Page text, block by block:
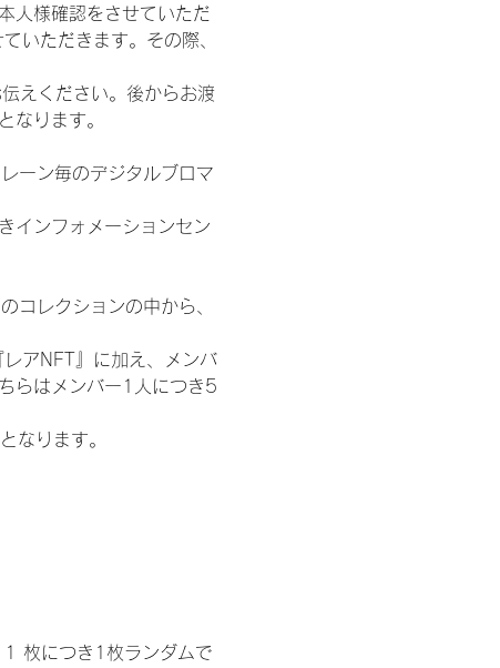
人様確認をさせていただ
いただきます。その際、
えください。後からお渡
なります。
ーン毎のデジタルブロマ
インフォメーションセン
コレクションの中から、
アNFT』に加え、メンバ
らはメンバー1人につき5
なります。
1 枚につき1枚ランダムで